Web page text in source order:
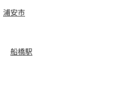
浦安市
船橋駅